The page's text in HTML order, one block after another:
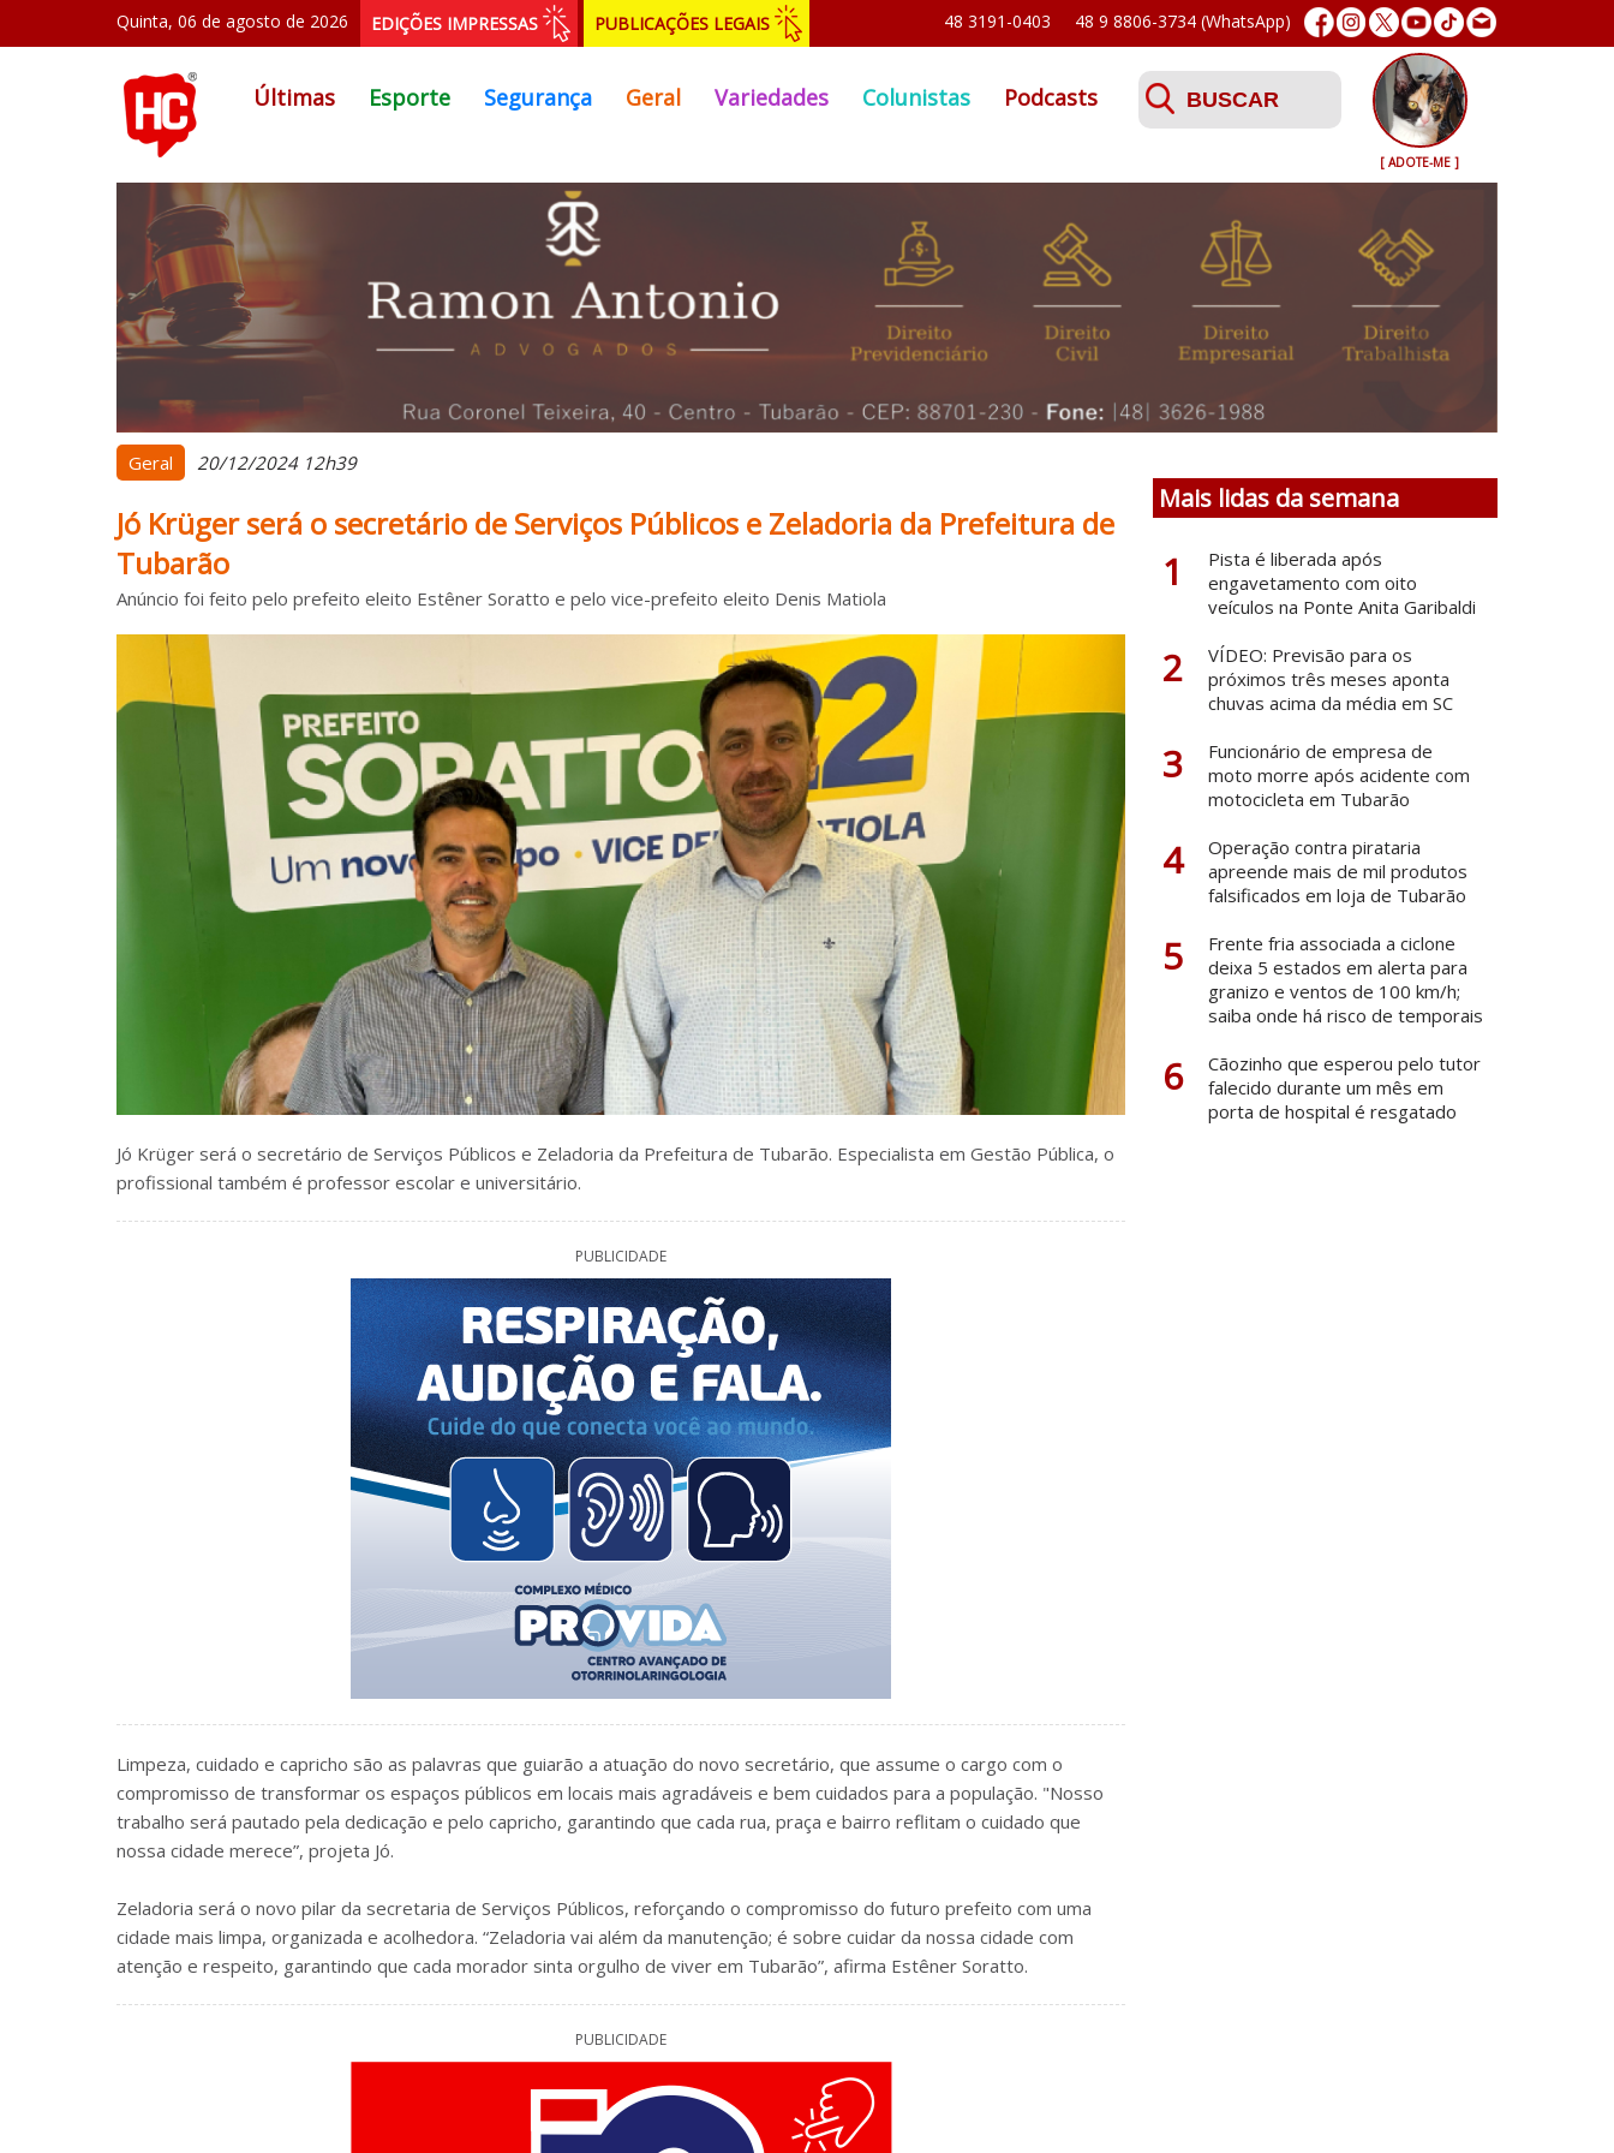
Quinta, 06 de agosto de 2026 EDIÇÕES IMPRESSAS PUBLICAÇÕES LEGAIS 48 9 8806-3734 (WhatsApp)
48 3191-0403
Últimas Esporte Segurança Geral Variedades Colunistas Podcasts
[ ADOTE-ME ]
[ ADOTE-ME ]
Geral 20/12/2024 12h39
Jó Krüger será o secretário de Serviços Públicos e Zeladoria da Prefeitura de
Tubarão
Anúncio foi feito pelo prefeito eleito Estêner Soratto e pelo vice-prefeito eleito Denis Matiola
Jó Krüger será o secretário de Serviços Públicos e Zeladoria da Prefeitura de Tubarão. Especialista em Gestão Pública, o
profissional também é professor escolar e universitário.
PUBLICIDADE
Limpeza, cuidado e capricho são as palavras que guiarão a atuação do novo secretário, que assume o cargo com o
compromisso de transformar os espaços públicos em locais mais agradáveis e bem cuidados para a população. "Nosso
trabalho será pautado pela dedicação e pelo capricho, garantindo que cada rua, praça e bairro reflitam o cuidado que
nossa cidade merece”, projeta Jó.
Zeladoria será o novo pilar da secretaria de Serviços Públicos, reforçando o compromisso do futuro prefeito com uma
cidade mais limpa, organizada e acolhedora. “Zeladoria vai além da manutenção; é sobre cuidar da nossa cidade com
atenção e respeito, garantindo que cada morador sinta orgulho de viver em Tubarão”, afirma Estêner Soratto.
PUBLICIDADE
Mais lidas da semana
1
Pista é liberada após
engavetamento com oito
veículos na Ponte Anita Garibaldi
2
VÍDEO: Previsão para os
próximos três meses aponta
chuvas acima da média em SC
3
Funcionário de empresa de
moto morre após acidente com
motocicleta em Tubarão
4
Operação contra pirataria
apreende mais de mil produtos
falsificados em loja de Tubarão
5
Frente fria associada a ciclone
deixa 5 estados em alerta para
granizo e ventos de 100 km/h;
saiba onde há risco de temporais
6
Cãozinho que esperou pelo tutor
falecido durante um mês em
porta de hospital é resgatado